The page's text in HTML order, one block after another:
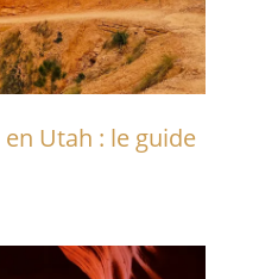
Utah : le guide